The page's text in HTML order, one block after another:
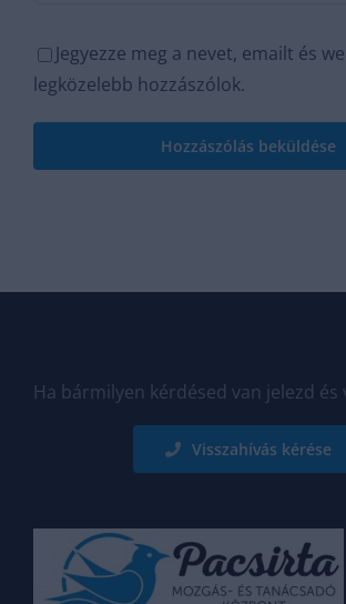
Jegyezze meg a nevet, emailt és
legközelebb hozzászólok.
Ha bármilyen kérdésed van jelezd és
Visszahívás kérése